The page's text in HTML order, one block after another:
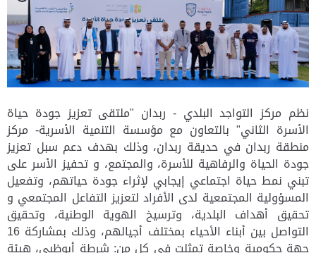
نظم مركز التواجد البلدي - ربدان "ملتقى تعزيز جودة حياة
الأسرة الثاني" بالتعاون مع مؤسسة التنمية الأسرية- مركز
منطقة ربدان في حديقة ربدان، وذلك بهدف دعم سبل تعزيز
جودة الحياة والرفاهية للأسرة، والمجتمع، و تحفيز الأسر على
تبني نمط حياة اجتماعي إيجابي لإثراء جودة حياتهم، وتفعيل
المسؤولية المجتمعية لدى الأفراد لتعزيز التفاعل المجتمعي و
تحقيق أهداف البلدية، وترسيخ الهوية الوطنية، وتحقيق
التواصل بين أبناء الأحياء بمختلف أجيالهم، وذلك بمشاركة 16
جهة حكومية وخاصة تمثلت في كل من: شرطة أبوظبي، هيئة